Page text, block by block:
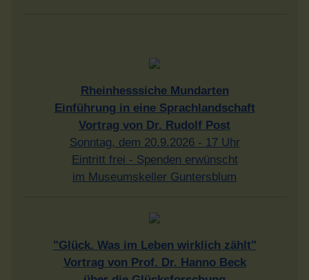
Rheinhesssiche Mundarten
Einführung in eine Sprachlandschaft
Vortrag von Dr. Rudolf Post
Sonntag, dem 20.9.2026 - 17 Uhr
Eintritt frei - Spenden erwünscht
im Museumskeller Guntersblum
"Glück. Was im Leben wirklich zählt"
Vortrag von Prof. Dr. Hanno Beck